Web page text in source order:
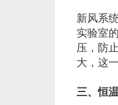
新风系
实验室
压，防
大，这
三、恒